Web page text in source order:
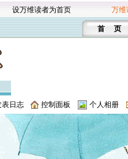
设万维读者为首页 万维
首 页
表日志 控制面板 个人相册